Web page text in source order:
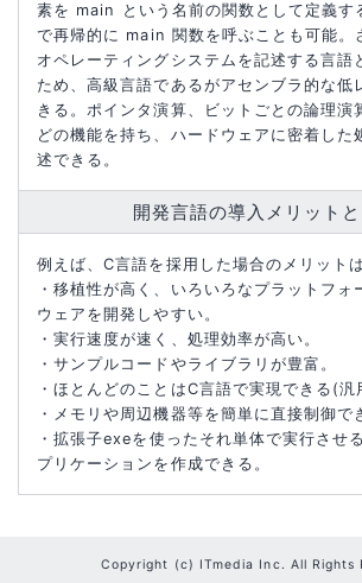
素を main という名前の関数として定義す
で再帰的に main 関数を呼ぶことも可能。
オペレーティングシステムを記述する言語
ため、高級言語であるがアセンブラ的な低
きる。ポインタ演算、ビットごとの論理演
どの機能を持ち、ハードウェアに密着した
述できる。
開発言語の導入メリットと
例えば、C言語を採用した場合のメリット
・移植性が高く、いろいろなプラットフォ
ウェアを開発しやすい。
・実行速度が速く、処理効率が高い。
・サンプルコードやライブラリが豊富。
・ほとんどのことはC言語で実現できる(汎
・メモリや周辺機器等を簡単に直接制御で
・拡張子exeを使ったそれ単体で実行させ
プリケーションを作成できる。
Copyright (c) ITmedia Inc. All Rights